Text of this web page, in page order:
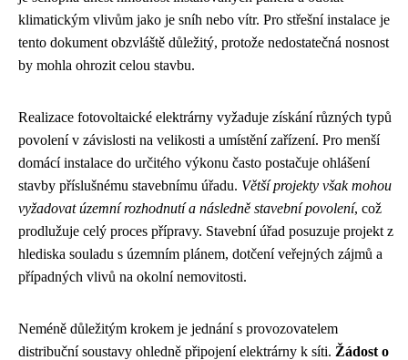
klimatickým vlivům jako je sníh nebo vítr. Pro střešní instalace je
tento dokument obzvláště důležitý, protože nedostatečná nosnost
by mohla ohrozit celou stavbu.
Realizace fotovoltaické elektrárny vyžaduje získání různých typů
povolení v závislosti na velikosti a umístění zařízení. Pro menší
domácí instalace do určitého výkonu často postačuje ohlášení
stavby příslušnému stavebnímu úřadu. Větší projekty však mohou
vyžadovat územní rozhodnutí a následně stavební povolení, což
prodlužuje celý proces přípravy. Stavební úřad posuzuje projekt z
hlediska souladu s územním plánem, dotčení veřejných zájmů a
případných vlivů na okolní nemovitosti.
Neméně důležitým krokem je jednání s provozovatelem
distribuční soustavy ohledně připojení elektrárny k síti. Žádost o